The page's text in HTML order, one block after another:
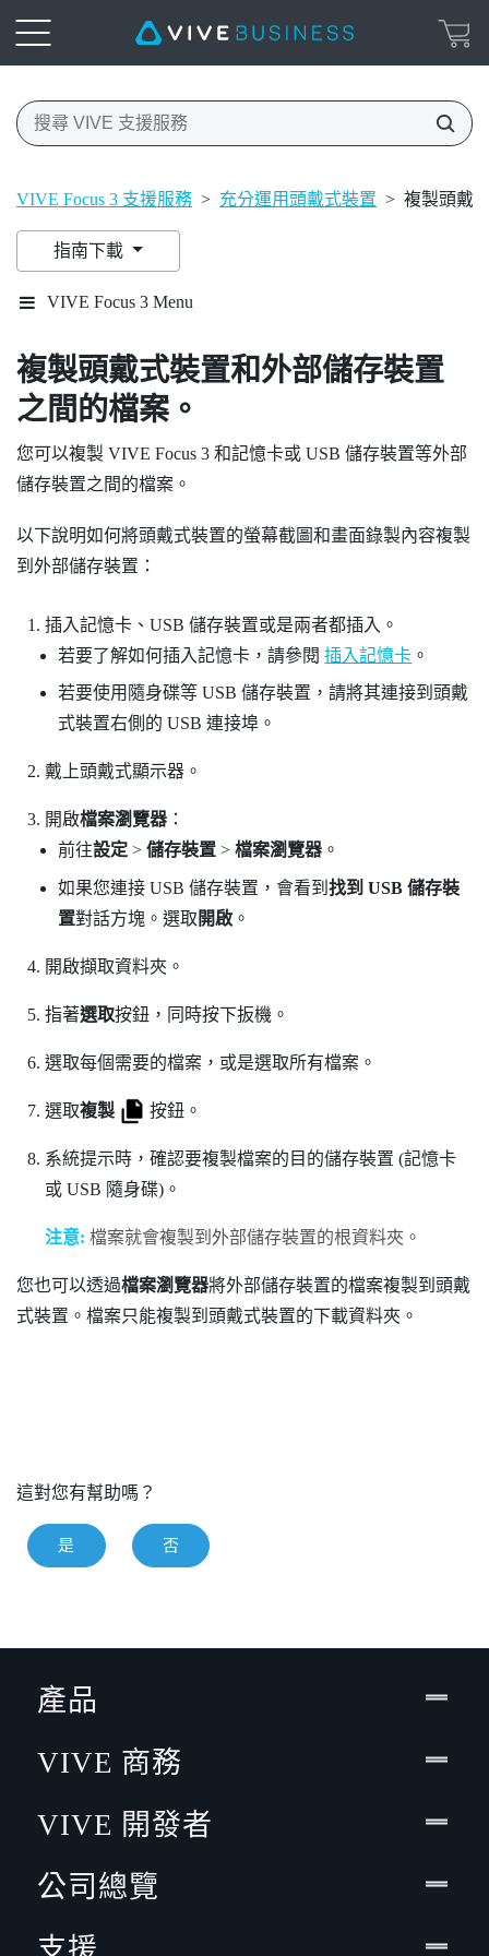
VIVE Focus 3 支援服務 > 充分運用頭戴式裝置 > 複製頭戴
指南下載
VIVE Focus 3 Menu
複製頭戴式裝置和外部儲存裝置
之間的檔案。
您可以複製 VIVE Focus 3 和記憶卡或 USB 儲存裝置等外部
儲存裝置之間的檔案。
以下說明如何將頭戴式裝置的螢幕截圖和畫面錄製內容複製
到外部儲存裝置：
插入記憶卡、USB 儲存裝置或是兩者都插入。
若要了解如何插入記憶卡，請參閱插入記憶卡 。
若要使用隨身碟等 USB 儲存裝置，請將其連接到頭戴
式裝置右側的 USB 連接埠。
戴上頭戴式顯示器。
開啟檔案瀏覽器：
前往設定 >儲存裝置 >檔案瀏覽器 。
如果您連接 USB 儲存裝置，會看到找到 USB 儲存裝
置對話方塊。選取 開啟 。
開啟擷取資料夾。
指著選取按鈕，同時按下扳機 。
選取每個需要的檔案，或是選取所有檔案。
選取複製 按鈕。
系統提示時，確認要複製檔案的目的儲存裝置 (記憶卡
或 USB 隨身碟)。
注意: 檔案就會複製到外部儲存裝置的根資料夾。
您也可以透過檔案瀏覽器將外部儲存裝置的檔案複製到頭戴
式裝置。檔案只能複製到頭戴式裝置的下載資料夾。
這對您有幫助嗎？
是 否
產品
VIVE 商務
VIVE 開發者
公司總覽
支援